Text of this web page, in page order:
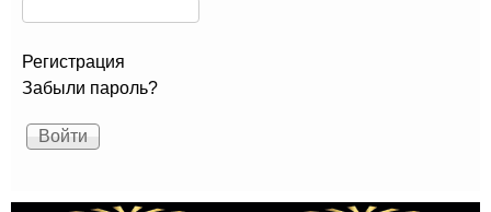
Регистрация
Забыли пароль?